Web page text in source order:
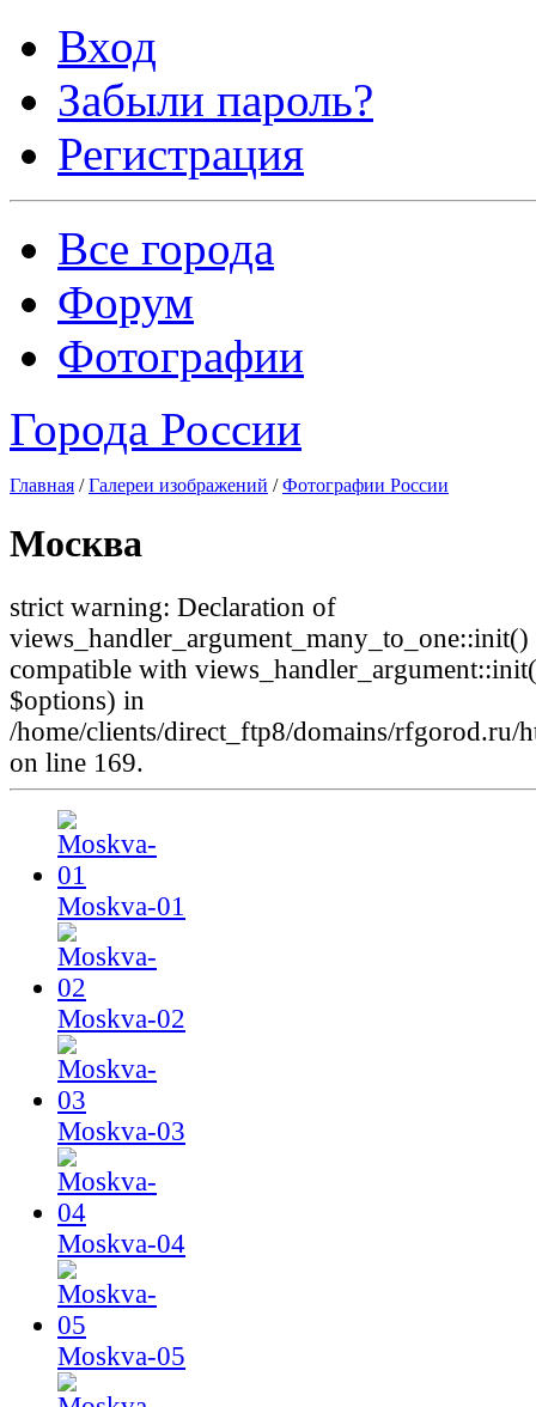
Вход
Забыли пароль?
Регистрация
Все города
Форум
Фотографии
Города России
Главная /Галереи изображений /Фотографии России
Москва
strict warning: Declaration of
views_handler_argument_many_to_one::init()
compatible with
$options) in
/home/clients/direct_ftp8/domains/rfgorod.ru/
on line 169.
Moskva-01
Moskva-02
Moskva-03
Moskva-04
Moskva-05